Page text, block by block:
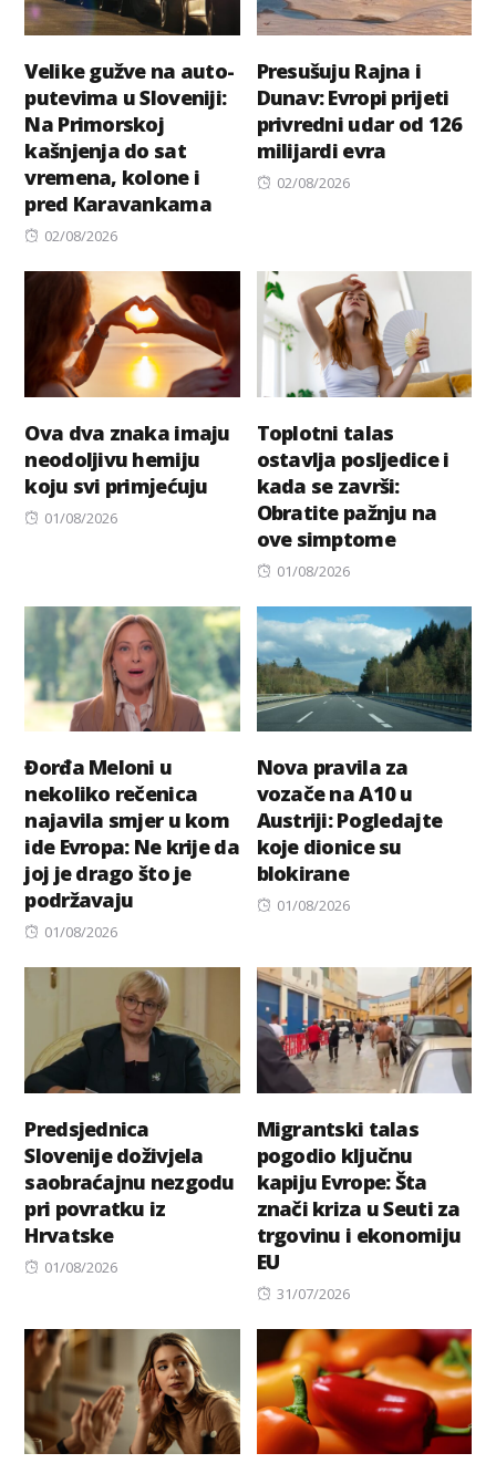
Velike gužve na auto-
putevima u Sloveniji:
Na Primorskoj
kašnjenja do sat
vremena, kolone i
pred Karavankama
Posted
02/08/2026
Presušuju Rajna i
Dunav: Evropi prijeti
privredni udar od 126
milijardi evra
Posted
02/08/2026
Ova dva znaka imaju
neodoljivu hemiju
koju svi primјećuju
Posted
01/08/2026
Toplotni talas
ostavlja posljedice i
kada se završi:
Obratite pažnju na
ove simptome
Posted
01/08/2026
Đorđa Meloni u
nekoliko rečenica
najavila smjer u kom
ide Evropa: Ne krije da
joj je drago što je
podržavaju
Posted
01/08/2026
Nova pravila za
vozače na A10 u
Austriji: Pogledajte
koje dionice su
blokirane
Posted
01/08/2026
Predsjednica
Slovenije doživjela
saobraćajnu nezgodu
pri povratku iz
Hrvatske
Posted
01/08/2026
Migrantski talas
pogodio ključnu
kapiju Evrope: Šta
znači kriza u Seuti za
trgovinu i ekonomiju
EU
Posted
31/07/2026